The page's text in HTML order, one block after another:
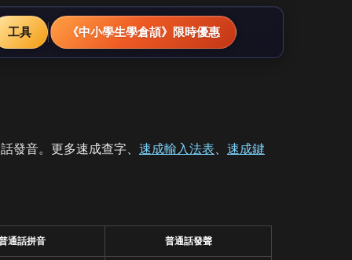
工具 《中小學生學倉頡》限時優惠
發音。更多速成查字、 速成輸入法表、 速成鍵
通話拼音 普通話發聲